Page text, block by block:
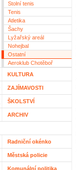
Stolní tenis
Tenis
Atletika
Šachy
Lyžařský areál
Nohejbal
Ostatní
Aeroklub Chotěboř
KULTURA
ZAJÍMAVOSTI
ŠKOLSTVÍ
ARCHIV
Radniční okénko
Městská policie
Komunální politika